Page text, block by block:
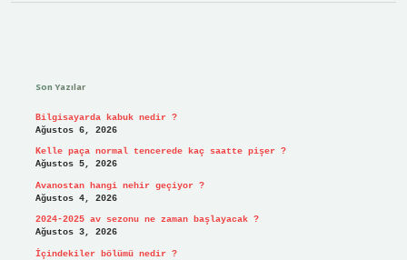
Son Yazılar
Bilgisayarda kabuk nedir ?
Ağustos 6, 2026
Kelle paça normal tencerede kaç saatte pişer ?
Ağustos 5, 2026
Avanostan hangi nehir geçiyor ?
Ağustos 4, 2026
2024-2025 av sezonu ne zaman başlayacak ?
Ağustos 3, 2026
İçindekiler bölümü nedir ?